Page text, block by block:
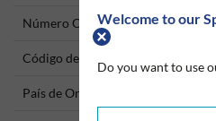
Welcome to our
Do you want to use
Número ONU
Código del producto
País de Origen